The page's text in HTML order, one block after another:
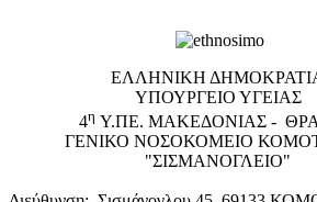
EΛΛΗΝΙΚΗ
ΥΠΟΥΡΓΕΙΟ ΥΓΕΙΑΣ
4η Υ.ΠΕ. ΜΑΚΕΔΟΝΙΑΣ -
ΓΕΝΙΚΟ NΟΣΟΚΟΜΕΙΟ
"ΣΙΣΜΑΝΟΓΛΕΙΟ"